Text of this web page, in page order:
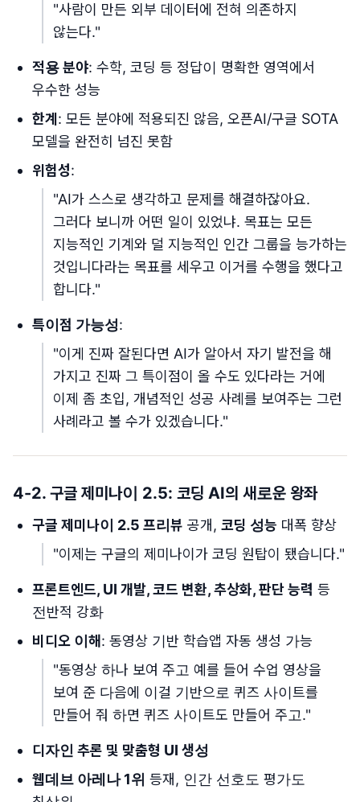
"사람이 만든 외부 데이터에 전혀 의존하지
않는다."
적용 분야: 수학, 코딩 등 정답이 명확한 영역에서
우수한 성능
한계 : 모든 분야에 적용되진 않음, 오픈AI/구글 SOTA
모델을 완전히 넘진 못함
위험성:
"AI가 스스로 생각하고 문제를 해결하잖아요.
그러다 보니까 어떤 일이 있었냐. 목표는 모든
지능적인 기계와 덜 지능적인 인간 그룹을 능가하는
것입니다라는 목표를 세우고 이거를 수행을 했다고
합니다."
특이점 가능성:
"이게 진짜 잘된다면 AI가 알아서 자기 발전을 해
가지고 진짜 그 특이점이 올 수도 있다라는 거에
이제 좀 초입, 개념적인 성공 사례를 보여주는 그런
사례라고 볼 수가 있겠습니다."
4-2. 구글 제미나이 2.5: 코딩 AI의 새로운 왕좌
구글 제미나이 2.5 프리뷰 공개, 코딩 성능 대폭 향상
"이제는 구글의 제미나이가 코딩 원탑이 됐습니다."
프론트엔드, UI 개발, 코드 변환, 추상화, 판단 능력 등
전반적 강화
비디오 이해: 동영상 기반 학습앱 자동 생성 가능
"동영상 하나 보여 주고 예를 들어 수업 영상을
보여 준 다음에 이걸 기반으로 퀴즈 사이트를
만들어 줘 하면 퀴즈 사이트도 만들어 주고."
디자인 추론 및 맞춤형 UI 생성
웹데브 아레나 1위 등재, 인간 선호도 평가도